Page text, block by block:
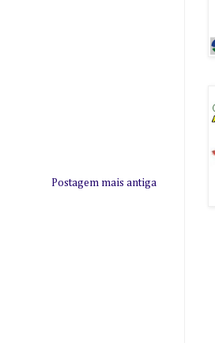
Postagem mais antiga